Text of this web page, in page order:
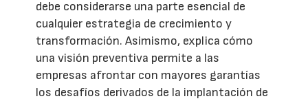
debe considerarse una parte esencial de
cualquier estrategia de crecimiento y
transformación. Asimismo, explica cómo
una visión preventiva permite a las
empresas afrontar con mayores garantías
los desafíos derivados de la implantación de